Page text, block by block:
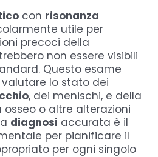
con risonanza
utile per
precoci della
non essere visibili
Questo esame
lo stato dei
, dei menischi, e della
o altre alterazioni
diagnosi accurata è il
per pianificare il
per ogni singolo